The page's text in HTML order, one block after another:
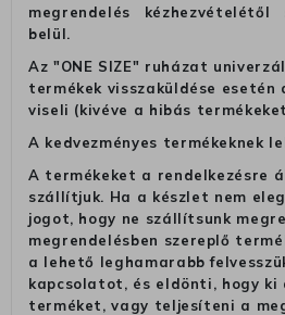
megrendelés
belül.
Az "ONE SIZE" ruházat
termékek visszaküldése
viseli (kivéve a hibás
A kedvezményes termékeknek
A termékeket a rendelkezésre
szállítjuk. Ha a készlet nem
jogot, hogy ne szállítsunk
megrendelésben szereplő
a lehető leghamarabb
kapcsolatot, és eldönti, hogy ki
terméket, vagy teljesíteni a